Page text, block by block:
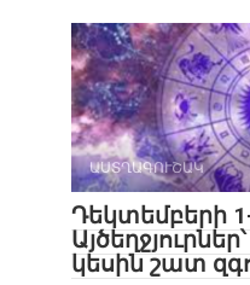
ԱՍՏՂԱԳՈՒՇԱԿ
Դեկտեմբերի
կեսին շատ